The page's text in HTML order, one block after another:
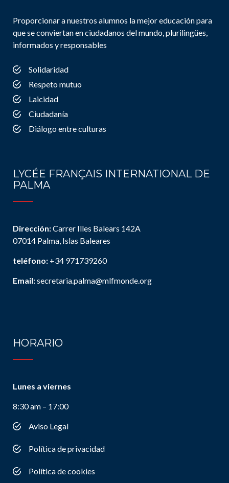
Proporcionar a nuestros alumnos la mejor educación para
que se conviertan en ciudadanos del mundo, plurilingües,
informados y responsables
Solidaridad
Respeto mutuo
Laicidad
Ciudadanía
Diálogo entre culturas
LYCÉE FRANÇAIS INTERNATIONAL DE
PALMA
Dirección:Carrer Illes Balears 142A
07014 Palma, Islas Baleares
teléfono: +34 971739260
Email:secretaria.palma@mlfmonde.org
HORARIO
Lunes a viernes
8:30 am – 17:00
Aviso Legal
Política de privacidad
Política de cookies